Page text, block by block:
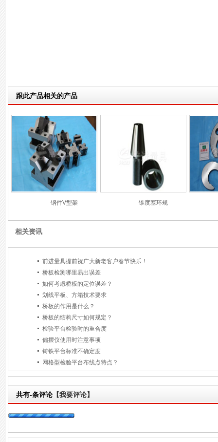
跟此产品相关的产品
钢件V型架 锥度塞环规
相关资讯
前进量具提前祝广大新老客户春节快乐！
桥板检测哪里易出误差
如何考虑桥板的定位误差？
划线平板、方箱技术要求
桥板的作用是什么？
桥板的结构尺寸如何规定？
检验平台检验时的重合度
偏摆仪使用时注意事项
铸铁平台标准不确定度
网格型检验平台布线点特点？
共有-条评论 【我要评论】